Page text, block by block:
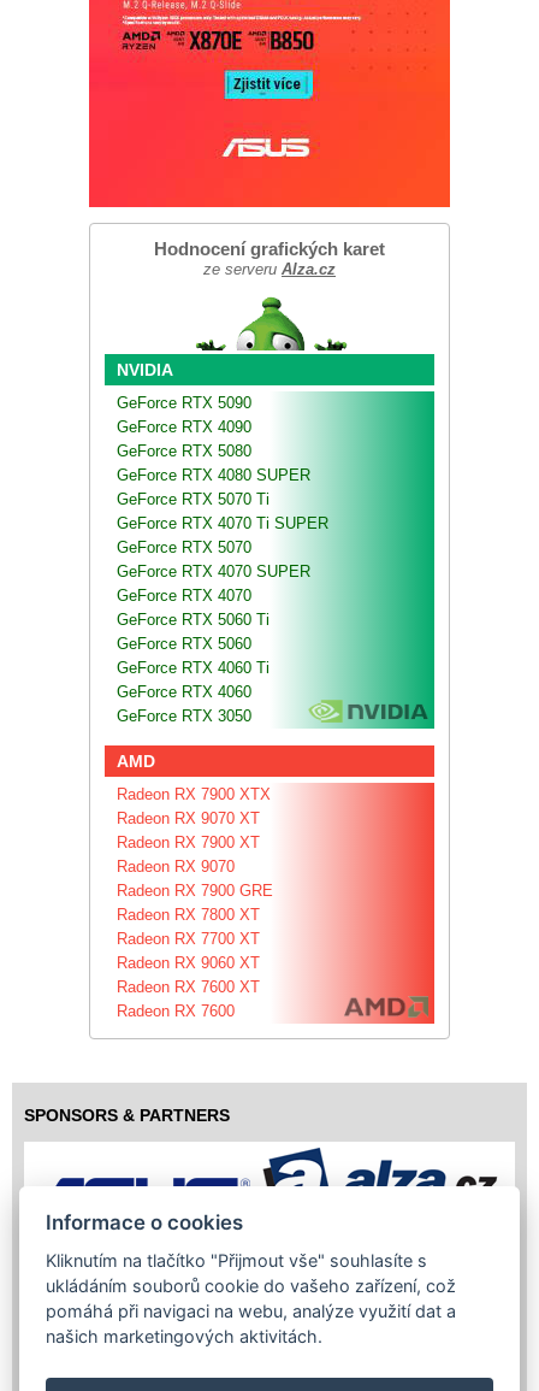
Hodnocení grafických karet
ze serveru Alza.cz
NVIDIA
GeForce RTX 5090
GeForce RTX 4090
GeForce RTX 5080
GeForce RTX 4080 SUPER
GeForce RTX 5070 Ti
GeForce RTX 4070 Ti SUPER
GeForce RTX 5070
GeForce RTX 4070 SUPER
GeForce RTX 4070
GeForce RTX 5060 Ti
GeForce RTX 5060
GeForce RTX 4060 Ti
GeForce RTX 4060
GeForce RTX 3050
AMD
Radeon RX 7900 XTX
Radeon RX 9070 XT
Radeon RX 7900 XT
Radeon RX 9070
Radeon RX 7900 GRE
Radeon RX 7800 XT
Radeon RX 7700 XT
Radeon RX 9060 XT
Radeon RX 7600 XT
Radeon RX 7600
SPONSORS & PARTNERS
Informace o cookies
Kliknutím na tlačítko "Přijmout vše" souhlasíte s
ukládáním souborů cookie do vašeho zařízení, což
pomáhá při navigaci na webu, analýze využití dat a
našich marketingových aktivitách.